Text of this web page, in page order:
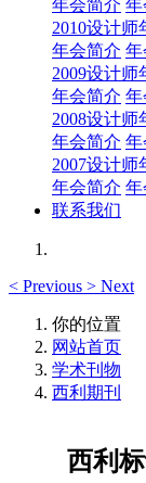
年会简介 年
2010设计师
年会简介 年
2009设计师
年会简介 年
2008设计师
年会简介 年
2007设计师
年会简介 年
联系我们
< Previous > Next
你的位置
网站首页
学术刊物
西利期刊
西利